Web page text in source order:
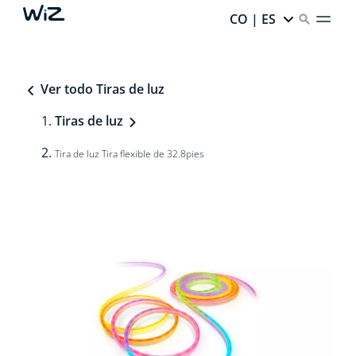
CO | ES
Ver todo Tiras de luz
Tiras de luz
Tira de luz Tira flexible de 32.8pies